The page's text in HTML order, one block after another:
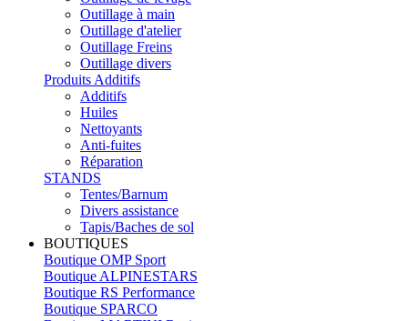
Outillage à main
Outillage d'atelier
Outillage Freins
Outillage divers
Produits Additifs
Additifs
Huiles
Nettoyants
Anti-fuites
Réparation
STANDS
Tentes/Barnum
Divers assistance
Tapis/Baches de sol
BOUTIQUES
Boutique OMP Sport
Boutique ALPINESTARS
Boutique RS Performance
Boutique SPARCO